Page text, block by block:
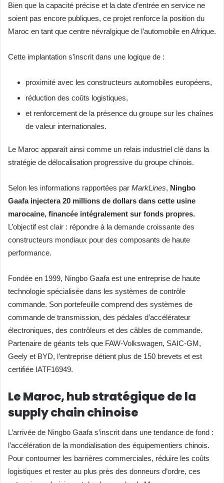
Bien que la capacité précise et la date d’entrée en service ne
soient pas encore publiques, ce projet renforce la position du
Maroc en tant que centre névralgique de l’automobile en Afrique.
Cette implantation s’inscrit dans une logique de :
proximité avec les constructeurs automobiles européens,
réduction des coûts logistiques,
et renforcement de la présence du groupe sur les chaînes
de valeur internationales.
Le Maroc apparaît ainsi comme un relais industriel clé dans la
stratégie de délocalisation progressive du groupe chinois.
Selon les informations rapportées par MarkLines, Ningbo
Gaafa injectera 20 millions de dollars dans cette usine
marocaine, financée intégralement sur fonds propres.
L’objectif est clair : répondre à la demande croissante des
constructeurs mondiaux pour des composants de haute
performance.
Fondée en 1999, Ningbo Gaafa est une entreprise de haute
technologie spécialisée dans les systèmes de contrôle
commande. Son portefeuille comprend des systèmes de
commande de transmission, des pédales d’accélérateur
électroniques, des contrôleurs et des câbles de commande.
Partenaire de géants tels que FAW-Volkswagen, SAIC-GM,
Geely et BYD, l’entreprise détient plus de 150 brevets et est
certifiée IATF16949.
Le Maroc, hub stratégique de la
supply chain chinoise
L’arrivée de Ningbo Gaafa s’inscrit dans une tendance de fond :
l’accélération de la mondialisation des équipementiers chinois.
Pour contourner les barrières commerciales, réduire les coûts
logistiques et rester au plus près des donneurs d’ordre, ces